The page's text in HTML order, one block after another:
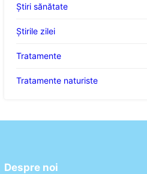
Ştiri sănătate
Știrile zilei
Tratamente
Tratamente naturiste
Despre noi